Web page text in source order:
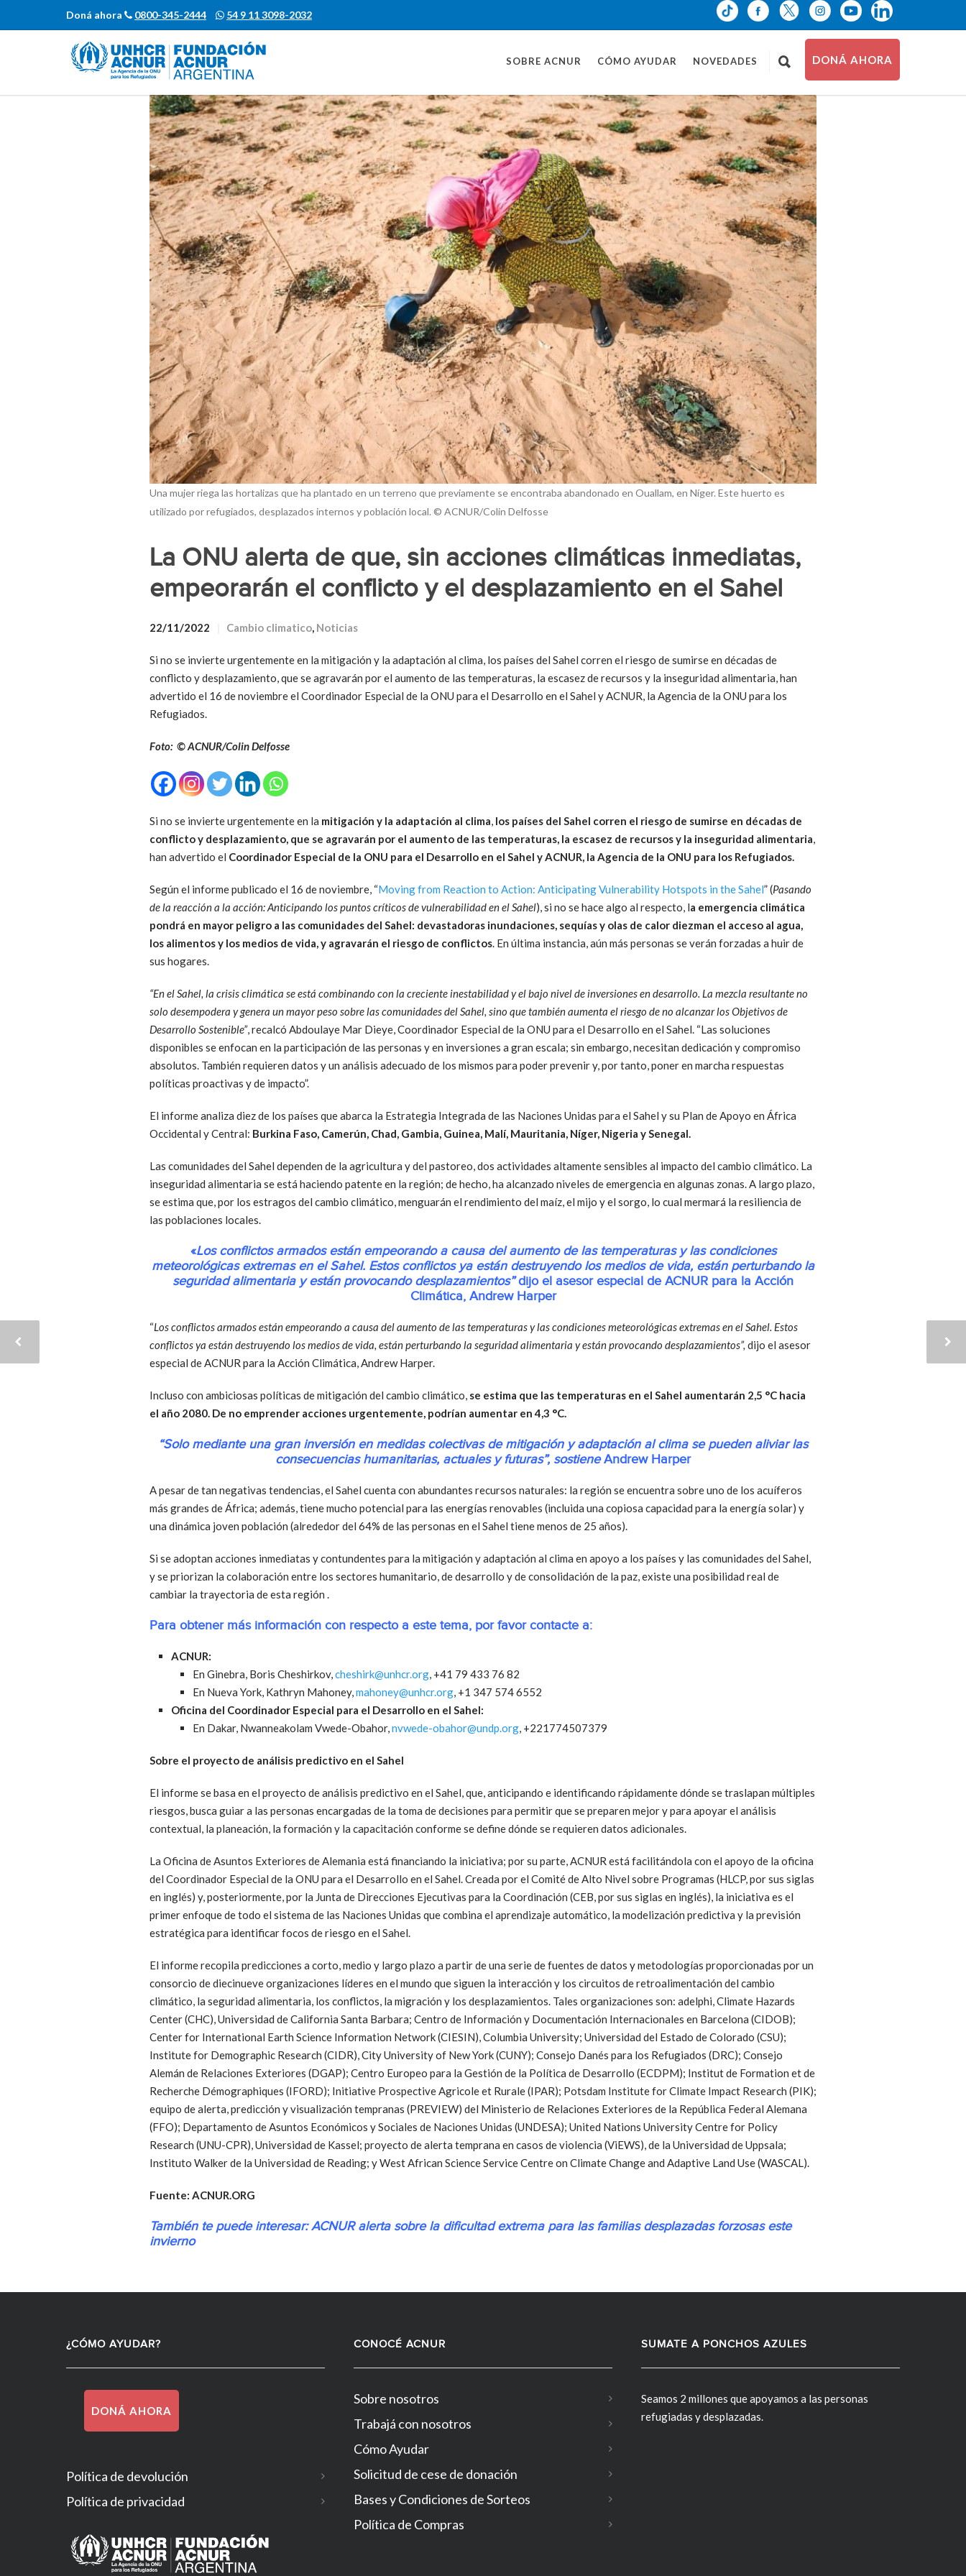
Doná ahora 0800-345-2444 54 9 11 3098-2032
DONÁ AHORA
SOBRE ACNUR CÓMO AYUDAR NOVEDADES
Una mujer riega las hortalizas que ha plantado en un terreno que previamente se encontraba abandonado en Ouallam, en Níger. Este huerto es
utilizado por refugiados, desplazados internos y población local. © ACNUR/Colin Delfosse
La ONU alerta de que, sin acciones climáticas inmediatas,
empeorarán el conflicto y el desplazamiento en el Sahel
22/11/2022 Cambio climatico, Noticias
Si no se invierte urgentemente en la mitigación y la adaptación al clima, los países del Sahel corren el riesgo de sumirse en décadas de
conflicto y desplazamiento, que se agravarán por el aumento de las temperaturas, la escasez de recursos y la inseguridad alimentaria, han
advertido el 16 de noviembre el Coordinador Especial de la ONU para el Desarrollo en el Sahel y ACNUR, la Agencia de la ONU para los
Refugiados.
Foto: © ACNUR/Colin Delfosse
Si no se invierte urgentemente en la mitigación y la adaptación al clima, los países del Sahel corren el riesgo de sumirse en décadas de
conflicto y desplazamiento, que se agravarán por el aumento de las temperaturas, la escasez de recursos y la inseguridad alimentaria,
han advertido el Coordinador Especial de la ONU para el Desarrollo en el Sahel y ACNUR, la Agencia de la ONU para los Refugiados.
Según el informe publicado el 16 de noviembre, “Moving from Reaction to Action: Anticipating Vulnerability Hotspots in the Sahel” (Pasando
de la reacción a la acción: Anticipando los puntos críticos de vulnerabilidad en el Sahel), si no se hace algo al respecto, la emergencia climática
pondrá en mayor peligro a las comunidades del Sahel: devastadoras inundaciones, sequías y olas de calor diezman el acceso al agua,
los alimentos y los medios de vida, y agravarán el riesgo de conflictos. En última instancia, aún más personas se verán forzadas a huir de
sus hogares.
“En el Sahel, la crisis climática se está combinando con la creciente inestabilidad y el bajo nivel de inversiones en desarrollo. La mezcla resultante no
solo desempodera y genera un mayor peso sobre las comunidades del Sahel, sino que también aumenta el riesgo de no alcanzar los Objetivos de
Desarrollo Sostenible”, recalcó Abdoulaye Mar Dieye, Coordinador Especial de la ONU para el Desarrollo en el Sahel. “Las soluciones
disponibles se enfocan en la participación de las personas y en inversiones a gran escala; sin embargo, necesitan dedicación y compromiso
absolutos. También requieren datos y un análisis adecuado de los mismos para poder prevenir y, por tanto, poner en marcha respuestas
políticas proactivas y de impacto”.
El informe analiza diez de los países que abarca la Estrategia Integrada de las Naciones Unidas para el Sahel y su Plan de Apoyo en África
Occidental y Central: Burkina Faso, Camerún, Chad, Gambia, Guinea, Malí, Mauritania, Níger, Nigeria y Senegal.
Las comunidades del Sahel dependen de la agricultura y del pastoreo, dos actividades altamente sensibles al impacto del cambio climático. La
inseguridad alimentaria se está haciendo patente en la región; de hecho, ha alcanzado niveles de emergencia en algunas zonas. A largo plazo,
se estima que, por los estragos del cambio climático, menguarán el rendimiento del maíz, el mijo y el sorgo, lo cual mermará la resiliencia de
las poblaciones locales.
«Los conflictos armados están empeorando a causa del aumento de las temperaturas y las condiciones
meteorológicas extremas en el Sahel. Estos conflictos ya están destruyendo los medios de vida, están perturbando la
seguridad alimentaria y están provocando desplazamientos”dijo el asesor especial de ACNUR para la Acción
Climática, Andrew Harper
“Los conflictos armados están empeorando a causa del aumento de las temperaturas y las condiciones meteorológicas extremas en el Sahel. Estos
conflictos ya están destruyendo los medios de vida, están perturbando la seguridad alimentaria y están provocando desplazamientos”, dijo el asesor
especial de ACNUR para la Acción Climática, Andrew Harper.
Incluso con ambiciosas políticas de mitigación del cambio climático, se estima que las temperaturas en el Sahel aumentarán 2,5 °C hacia
el año 2080. De no emprender acciones urgentemente, podrían aumentar en 4,3 °C.
“Solo mediante una gran inversión en medidas colectivas de mitigación y adaptación al clima se pueden aliviar las
consecuencias humanitarias, actuales y futuras”, sostieneAndrew Harper
A pesar de tan negativas tendencias, el Sahel cuenta con abundantes recursos naturales: la región se encuentra sobre uno de los acuíferos
más grandes de África; además, tiene mucho potencial para las energías renovables (incluida una copiosa capacidad para la energía solar) y
una dinámica joven población (alrededor del 64% de las personas en el Sahel tiene menos de 25 años).
Si se adoptan acciones inmediatas y contundentes para la mitigación y adaptación al clima en apoyo a los países y las comunidades del Sahel,
y se priorizan la colaboración entre los sectores humanitario, de desarrollo y de consolidación de la paz, existe una posibilidad real de
cambiar la trayectoria de esta región .
Para obtener más información con respecto a este tema, por favor contacte a:
ACNUR:
En Ginebra, Boris Cheshirkov,cheshirk@unhcr.org, +41 79 433 76 82
En Nueva York, Kathryn Mahoney,mahoney@unhcr.org, +1 347 574 6552
Oficina del Coordinador Especial para el Desarrollo en el Sahel:
En Dakar, Nwanneakolam Vwede-Obahor,nvwede-obahor@undp.org, +221774507379
Sobre el proyecto de análisis predictivo en el Sahel
El informe se basa en el proyecto de análisis predictivo en el Sahel, que, anticipando e identificando rápidamente dónde se traslapan múltiples
riesgos, busca guiar a las personas encargadas de la toma de decisiones para permitir que se preparen mejor y para apoyar el análisis
contextual, la planeación, la formación y la capacitación conforme se define dónde se requieren datos adicionales.
La Oficina de Asuntos Exteriores de Alemania está financiando la iniciativa; por su parte, ACNUR está facilitándola con el apoyo de la oficina
del Coordinador Especial de la ONU para el Desarrollo en el Sahel. Creada por el Comité de Alto Nivel sobre Programas (HLCP, por sus siglas
en inglés) y, posteriormente, por la Junta de Direcciones Ejecutivas para la Coordinación (CEB, por sus siglas en inglés), la iniciativa es el
primer enfoque de todo el sistema de las Naciones Unidas que combina el aprendizaje automático, la modelización predictiva y la previsión
estratégica para identificar focos de riesgo en el Sahel.
El informe recopila predicciones a corto, medio y largo plazo a partir de una serie de fuentes de datos y metodologías proporcionadas por un
consorcio de diecinueve organizaciones líderes en el mundo que siguen la interacción y los circuitos de retroalimentación del cambio
climático, la seguridad alimentaria, los conflictos, la migración y los desplazamientos. Tales organizaciones son: adelphi, Climate Hazards
Center (CHC), Universidad de California Santa Barbara; Centro de Información y Documentación Internacionales en Barcelona (CIDOB);
Center for International Earth Science Information Network (CIESIN), Columbia University; Universidad del Estado de Colorado (CSU);
Institute for Demographic Research (CIDR), City University of New York (CUNY); Consejo Danés para los Refugiados (DRC); Consejo
Alemán de Relaciones Exteriores (DGAP); Centro Europeo para la Gestión de la Política de Desarrollo (ECDPM); Institut de Formation et de
Recherche Démographiques (IFORD); Initiative Prospective Agricole et Rurale (IPAR); Potsdam Institute for Climate Impact Research (PIK);
equipo de alerta, predicción y visualización tempranas (PREVIEW) del Ministerio de Relaciones Exteriores de la República Federal Alemana
(FFO); Departamento de Asuntos Económicos y Sociales de Naciones Unidas (UNDESA); United Nations University Centre for Policy
Research (UNU-CPR), Universidad de Kassel; proyecto de alerta temprana en casos de violencia (ViEWS), de la Universidad de Uppsala;
Instituto Walker de la Universidad de Reading; y West African Science Service Centre on Climate Change and Adaptive Land Use (WASCAL).
Fuente: ACNUR.ORG
También te puede interesar:ACNUR alerta sobre la dificultad extrema para las familias desplazadas forzosas este
invierno
¿CÓMO AYUDAR?
DONÁ AHORA
Política de devolución
Política de privacidad
CONOCÉ ACNUR
Sobre nosotros
Trabajá con nosotros
Cómo Ayudar
Solicitud de cese de donación
Bases y Condiciones de Sorteos
Política de Compras
SUMATE A PONCHOS AZULES
Seamos 2 millones que apoyamos a las personas
refugiadas y desplazadas.